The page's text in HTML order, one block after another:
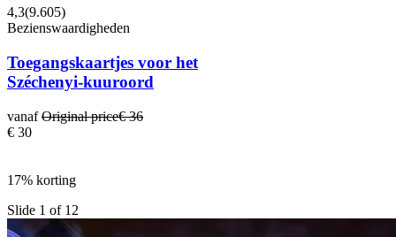
4,3(9.605)
Bezienswaardigheden
Toegangskaartjes voor het
Széchenyi-kuuroord
vanafOriginal price€ 36
€ 30
17% korting
Slide 1 of 12